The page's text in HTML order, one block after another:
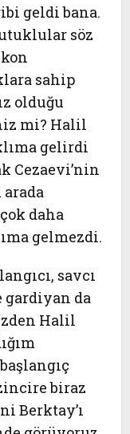
geldi bana.
söz
sahip
olduğu
mi? Halil
gelirdi
Cezaevi’nin
arada
daha
gelmezdi.
savcı
gardiyan da
Halil
biraz
Berktay’ı